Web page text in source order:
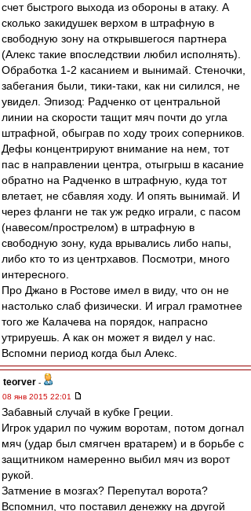
счет быстрого выхода из обороны в атаку. А
сколько закидушек верхом в штрафную в
свободную зону на открывшегося партнера
(Алекс такие впоследствии любил исполнять).
Обработка 1-2 касанием и вынимай. Стеночки,
забегания были, тики-таки, как ни силился, не
увидел. Эпизод: Радченко от центральной
линии на скорости тащит мяч почти до угла
штрафной, обыграв по ходу троих соперников.
Дефы концентрируют внимание на нем, тот
пас в направлении центра, отыгрыш в касание
обратно на Радченко в штрафную, куда тот
влетает, не сбавляя ходу. И опять вынимай. И
через фланги не так уж редко играли, с пасом
(навесом/прострелом) в штрафную в
свободную зону, куда врывались либо напы,
либо кто то из центрхавов. Посмотри, много
интересного.
Про Джано в Ростове имел в виду, что он не
настолько слаб физически. И играл грамотнее
того же Калачева на порядок, напрасно
утрируешь. А как он может я видел у нас.
Вспомни период когда был Алекс.
teorver -
08 янв 2015 22:01
Забавный случай в кубке Греции.
Игрок ударил по чужим воротам, потом догнал
мяч (удар был смягчен вратарем) и в борьбе с
защитником намеренно выбил мяч из ворот
рукой.
Затмение в мозгах? Перепутал ворота?
Вспомнил, что поставил денежку на другой